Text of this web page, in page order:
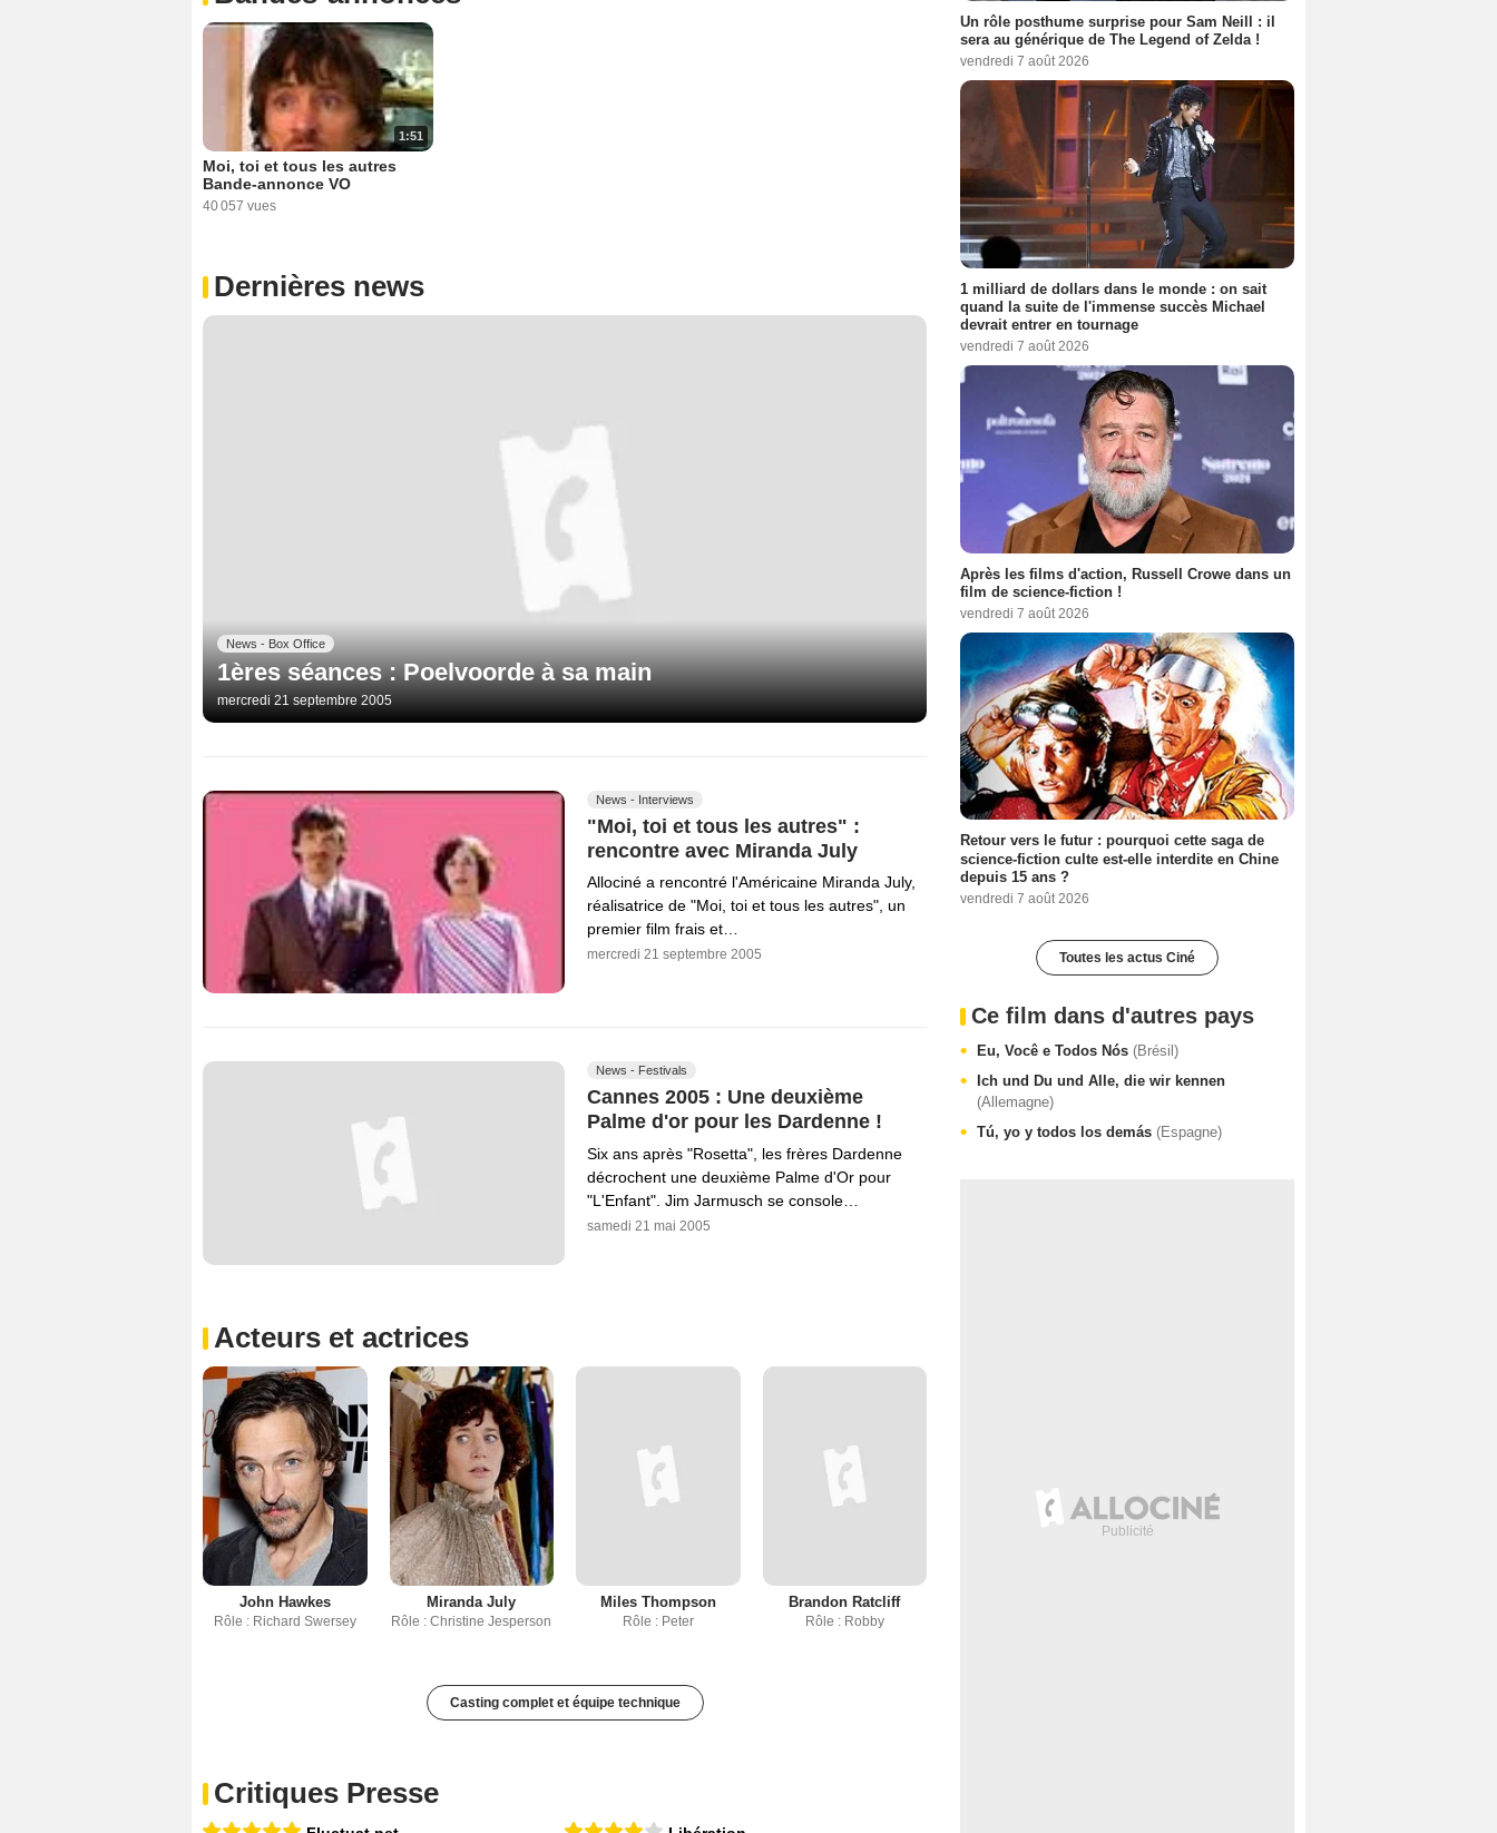
1:51
Moi, toi et tous les autres
Bande-annonce VO
40 057 vues
Dernières news
News - Box Office
1ères séances : Poelvoorde à sa main
mercredi 21 septembre 2005
News - Interviews
"Moi, toi et tous les autres" :
rencontre avec Miranda July
Allociné a rencontré l'Américaine Miranda July,
réalisatrice de "Moi, toi et tous les autres", un
premier film frais et…
mercredi 21 septembre 2005
News - Festivals
Cannes 2005 : Une deuxième
Palme d'or pour les Dardenne !
Six ans après "Rosetta", les frères Dardenne
décrochent une deuxième Palme d'Or pour
"L'Enfant". Jim Jarmusch se console…
samedi 21 mai 2005
Acteurs et actrices
John Hawkes
Rôle : Richard Swersey
Miranda July
Rôle : Christine Jesperson
Miles Thompson
Rôle : Peter
Brandon Ratcliff
Rôle : Robby
Casting complet et équipe technique
Critiques Presse
Un rôle posthume surprise pour Sam Neill : il
sera au générique de The Legend of Zelda !
vendredi 7 août 2026
1 milliard de dollars dans le monde : on sait
quand la suite de l'immense succès Michael
devrait entrer en tournage
vendredi 7 août 2026
Après les films d'action, Russell Crowe dans un
film de science-fiction !
vendredi 7 août 2026
Retour vers le futur : pourquoi cette saga de
science-fiction culte est-elle interdite en Chine
depuis 15 ans ?
vendredi 7 août 2026
Toutes les actus Ciné
Ce film dans d'autres pays
Eu, Você e Todos Nós (Brésil)
Ich und Du und Alle, die wir kennen
(Allemagne)
Tú, yo y todos los demás (Espagne)